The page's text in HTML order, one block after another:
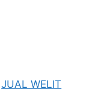
JUAL WELIT